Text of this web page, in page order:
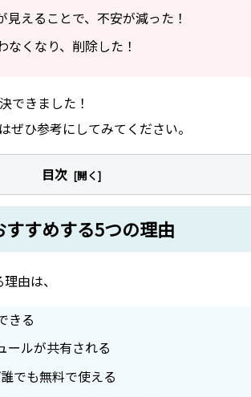
えることで、不安が減った！
くなり、削除した！
できました！
ぜひ参考にしてみてください。
目次
すめする5つの理由
由は、
きる
ールが共有される
でも無料で使える